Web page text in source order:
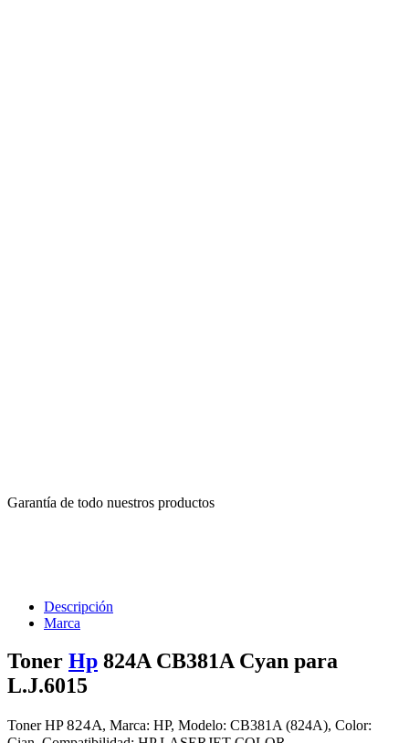
Garantía de todo nuestros productos
Descripción
Marca
Toner Hp 824A CB381A Cyan para
L.J.6015
Toner HP824A, Marca: HP, Modelo: CB381A (824A), Color: